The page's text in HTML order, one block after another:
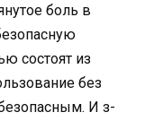
боль в
состоят из
без
И з-